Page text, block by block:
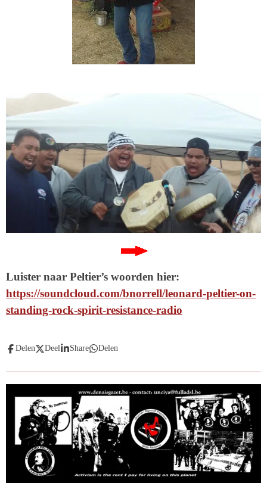
Luister naar Peltier’s woorden hier:
https://soundcloud.com/bnorrell/leonard-peltier-on-
standing-rock-spirit-resistance-radio
Delen Deel Share Delen